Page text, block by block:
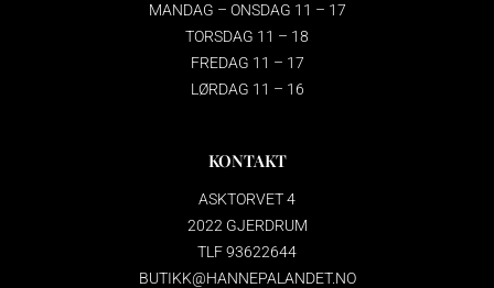
MANDAG – ONSDAG 11 – 17
TORSDAG 11 – 18
FREDAG 11 – 17
LØRDAG 11 – 16
KONTAKT
ASKTORVET 4
2022 GJERDRUM
TLF 93622644
BUTIKK@HANNEPALANDET.NO